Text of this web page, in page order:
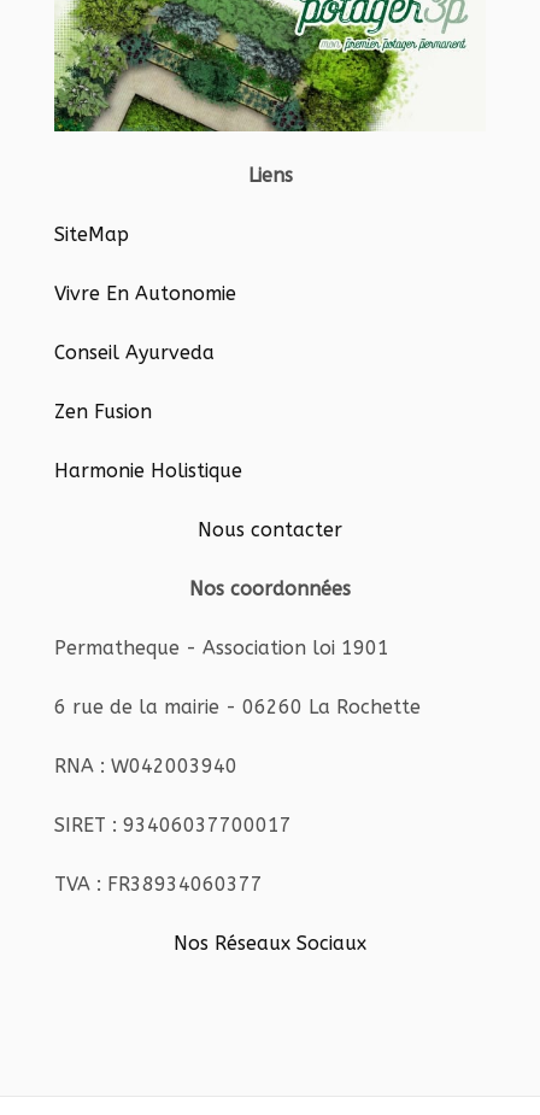
Liens
SiteMap
Vivre En Autonomie
Conseil Ayurveda
Zen Fusion
Harmonie Holistique
Nous contacter
Nos coordonnées
Permatheque - Association loi 1901
6 rue de la mairie - 06260 La Rochette
RNA : W042003940
SIRET : 93406037700017
TVA : FR38934060377
Nos Réseaux Sociaux